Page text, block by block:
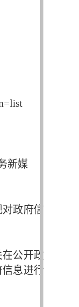
新媒
政府信
公开政
息进行